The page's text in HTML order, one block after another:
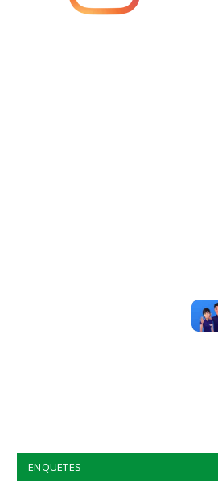
ENQUETES